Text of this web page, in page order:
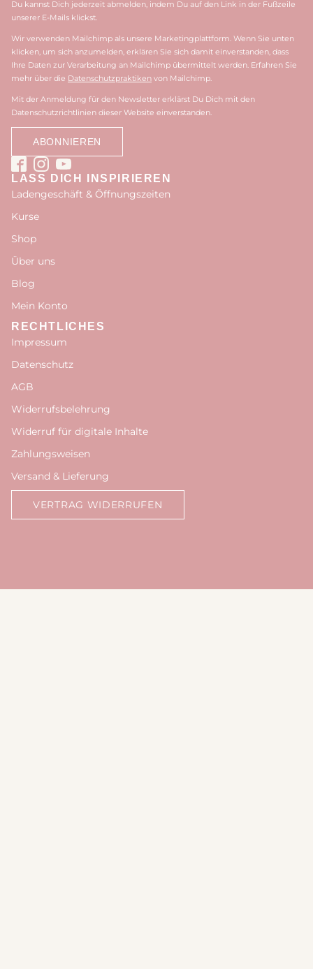
Du kannst Dich jederzeit abmelden, indem Du auf den Link in der Fußzeile
unserer E-Mails klickst.
Wir verwenden Mailchimp als unsere Marketingplattform. Wenn Sie unten
klicken, um sich anzumelden, erklären Sie sich damit einverstanden, dass
Ihre Daten zur Verarbeitung an Mailchimp übermittelt werden. Erfahren Sie
mehr über die Datenschutzpraktiken von Mailchimp.
Mit der Anmeldung für den Newsletter erklärst Du Dich mit den
Datenschutzrichtlinien dieser Website einverstanden.
LASS DICH INSPIRIEREN
Ladengeschäft & Öffnungszeiten
Kurse
Shop
Über uns
Blog
Mein Konto
RECHTLICHES
Impressum
Datenschutz
AGB
Widerrufsbelehrung
Widerruf für digitale Inhalte
Zahlungsweisen
Versand & Lieferung
VERTRAG WIDERRUFEN